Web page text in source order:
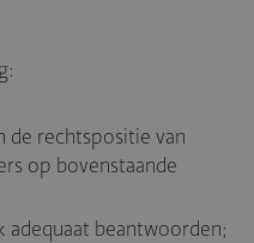
de rechtspositie van
op bovenstaande
adequaat beantwoorden;